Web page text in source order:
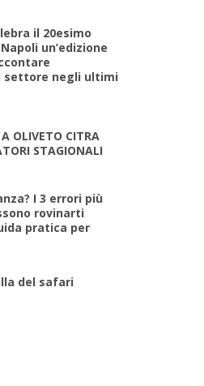
il 20esimo
un’edizione
settore negli ultimi
OLIVETO CITRA
STAGIONALI
I 3 errori più
rovinarti
pratica per
del safari